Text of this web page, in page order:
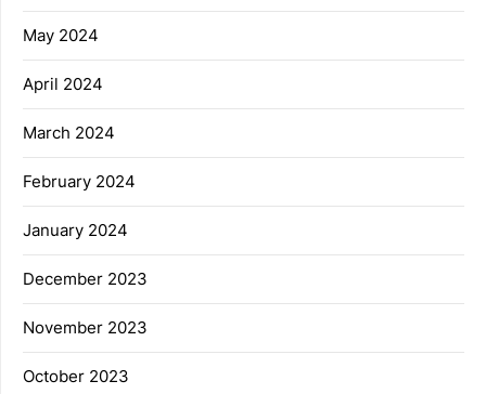
May 2024
April 2024
March 2024
February 2024
January 2024
December 2023
November 2023
October 2023